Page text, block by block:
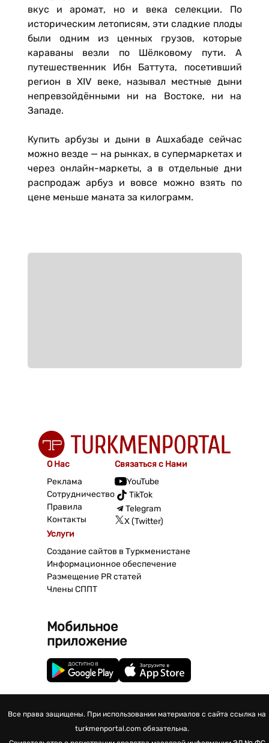
вкус и аромат, но и века селекции. По
историческим летописям, эти сладкие плоды
были одним из ценных грузов, которые
караваны везли по Шёлковому пути. А
путешественник Ибн Баттута, посетивший
регион в XIV веке, называл местные дыни
непревзойдёнными ни на Востоке, ни на
Западе.
Купить арбузы и дыни в Ашхабаде сейчас
можно везде — на рынках, в супермаркетах и
через онлайн-маркеты, а в отдельные дни
распродаж арбуз и вовсе можно взять по
цене меньше маната за килограмм.
О Нас
Реклама
Сотрудничество
Правила
Контакты
Связаться с Нами
YouTube
TikTok
Telegram
X (Twitter)
Услуги
Создание сайтов в Туркменистане
Информационное обеспечение
Размещение PR статей
Члены СППТ
Мобильное
приложение
Все права защищены. При использовании материалов с сайта ссылка на
turkmenportal.com обязательна.